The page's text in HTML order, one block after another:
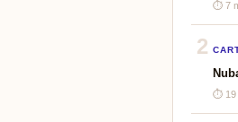
⏱ 7
2
⏱ 19